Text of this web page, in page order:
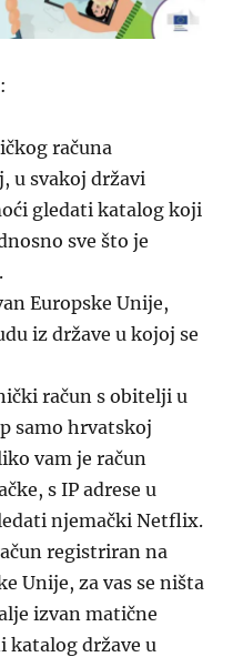
računa
u svakoj državi
gledati katalog koji
sve što je
.
Europske Unije,
iz države u kojoj se
račun s obitelji u
samo hrvatskoj
vam je račun
s IP adrese u
njemački Netflix.
registriran na
Unije, za vas se ništa
izvan matične
katalog države u